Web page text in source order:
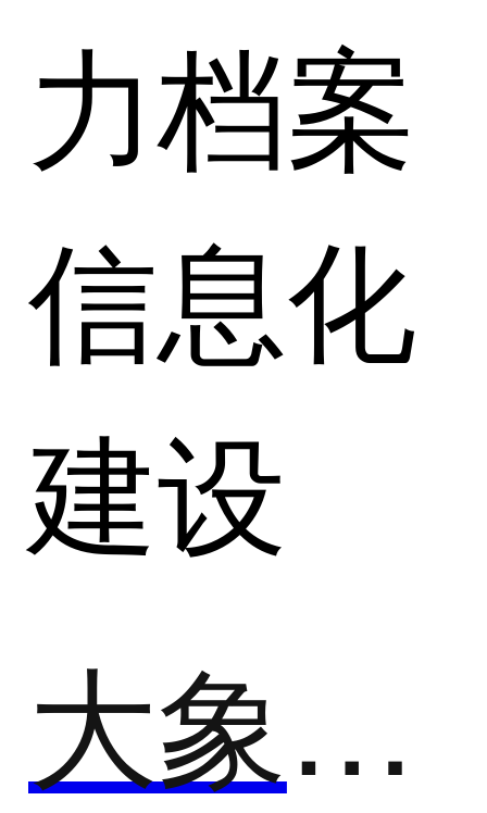
力档案
信息化
建设
大象慧云-电子会计档案管理系统